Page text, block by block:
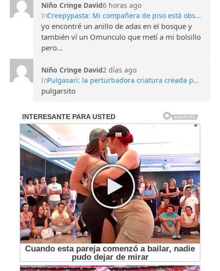
Niño Cringe David6 horas ago
In
Creepypasta: Mi compañera de piso está obsesionada con las hadas
yo encontré un anillo de adas en el bosque y
también ví un Omunculo que metí a mi bolsillo
pero...
Niño Cringe David2 días ago
In
Pulgasari: la perturbadora criatura creada por Corea del Norte para competir con Godzilla
pulgarsito